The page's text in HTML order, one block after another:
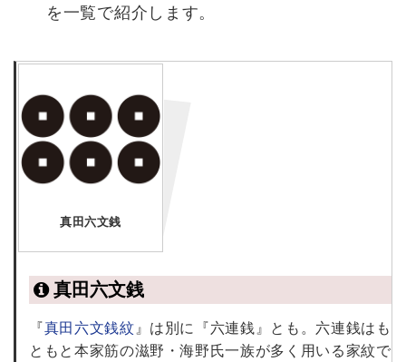
を一覧で紹介します。
真田六文銭
真田六文銭
『真田六文銭紋』は別に『六連銭』とも。六連銭はも
ともと本家筋の滋野・海野氏一族が多く用いる家紋で